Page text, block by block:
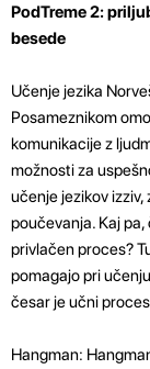
PodTreme 2:
besede
Učenje jezika
Posameznikom
komunikacije z
možnosti za
učenje jezikov
poučevanja. Kaj
privlačen proces?
pomagajo pri
česar je učni
Hangman: